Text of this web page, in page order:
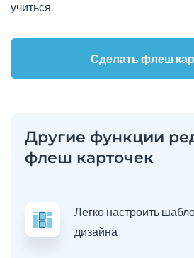
учиться.
Сделать флеш
Другие функции
флеш карточек
Легко настроить
дизайна